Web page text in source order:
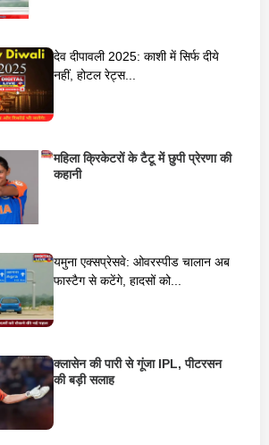
देव दीपावली 2025: काशी में सिर्फ दीये
नहीं, होटल रेट्स...
महिला क्रिकेटरों के टैटू में छुपी प्रेरणा की
कहानी
यमुना एक्सप्रेसवे: ओवरस्पीड चालान अब
फास्टैग से कटेंगे, हादसों को...
क्लासेन की पारी से गूंजा IPL, पीटरसन
की बड़ी सलाह